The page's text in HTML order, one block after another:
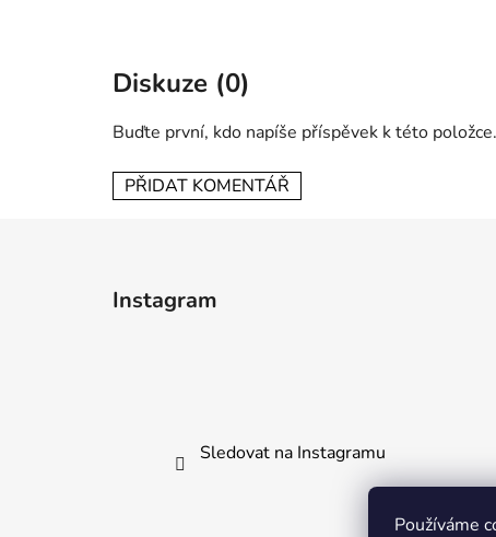
Používáme
Diskuze (0)
Buďte první, kdo napíše příspěvek k této položce.
PŘIDAT KOMENTÁŘ
Instagram
Sledovat na Instagramu